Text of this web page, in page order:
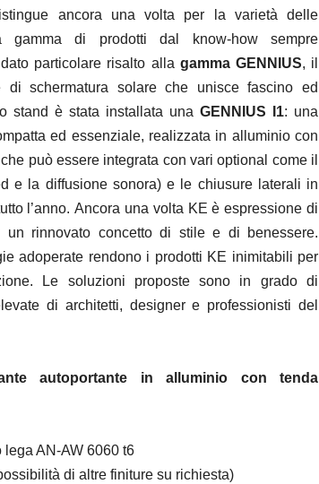
ancora una volta per la varietà delle
gamma di prodotti dal know-how sempre
particolare risalto alla gamma GENNIUS, il
di schermatura solare che unisce fascino ed
lo stand è stata installata una GENNIUS I1: una
ed essenziale, realizzata in alluminio con
può essere integrata con vari optional come il
e la diffusione sonora) e le chiusure laterali in
l’anno.Ancora una volta KE è espressione di
un rinnovato concetto di stile e di benessere.
adoperate rendono i prodotti KE inimitabili per
Le soluzioni proposte sono in grado di
di architetti, designer e professionisti del
autoportante in alluminio con tenda
AN-AW 6060 t6
di altre finiture su richiesta)